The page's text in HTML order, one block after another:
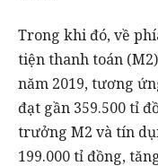
Trong khi đó, về
tiện thanh toán
năm 2019, tương
đạt gần 359.500 tỉ
trưởng M2 và tín
199.000 tỉ đồng,